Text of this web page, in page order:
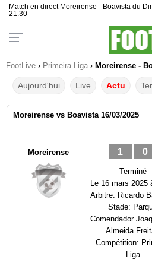
Match en direct Moreirense - Boavista du
21:30
FootLive › Primeira Liga › Moreirense -
Aujourd'hui Live Actu
Moreirense vs Boavista 16/03/2025
Moreirense 1 0
Terminé
Le 16 mars 2025
Arbitre: Ricardo
Stade:
Comendador
Almeida
Compétition:
Liga